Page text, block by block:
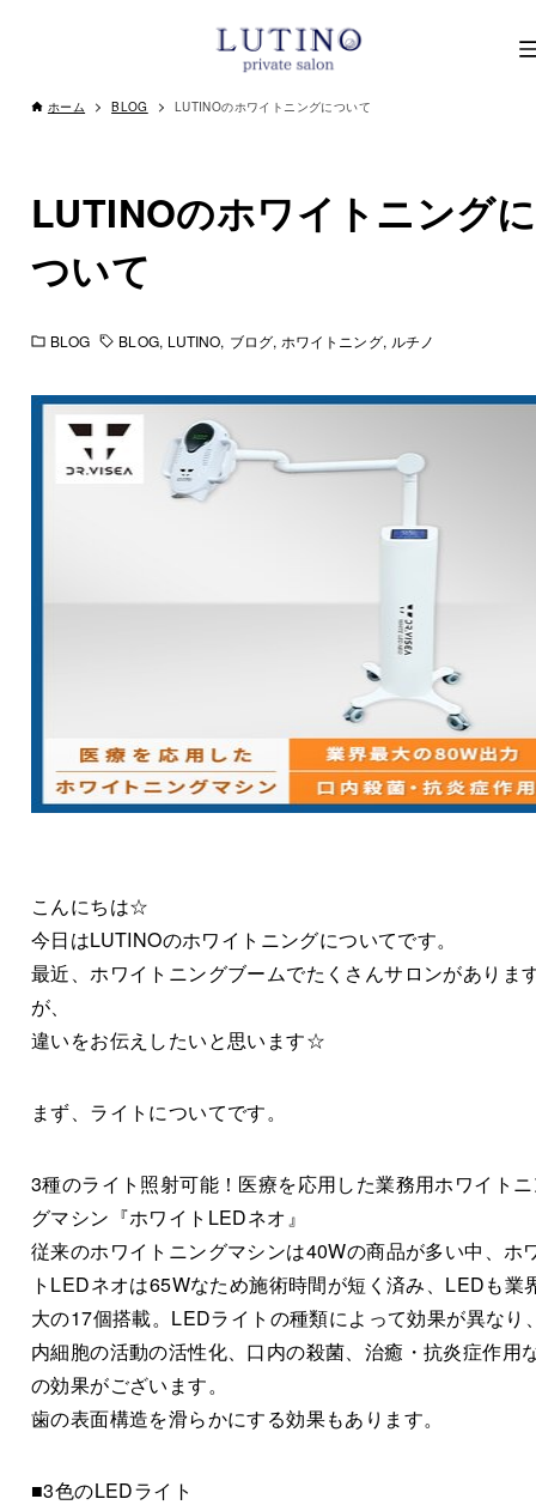
ホーム BLOG LUTINOのホワイトニングについて
LUTINOのホワイトニングに
ついて
BLOG BLOG LUTINO ブログ ホワイトニング ルチノ
こんにちは☆
今日はLUTINOのホワイトニングについてです。
最近、ホワイトニングブームでたくさんサロンがありま
が、
違いをお伝えしたいと思います☆
まず、ライトについてです。
3種のライト照射可能！医療を応用した業務用ホワイト
グマシン『ホワイトLEDネオ』
従来のホワイトニングマシンは40Wの商品が多い中、ホ
トLEDネオは65Wなため施術時間が短く済み、LEDも業
大の17個搭載。LEDライトの種類によって効果が異なり
内細胞の活動の活性化、口内の殺菌、治癒・抗炎症作用
の効果がございます。
歯の表面構造を滑らかにする効果もあります。
■3色のLEDライト